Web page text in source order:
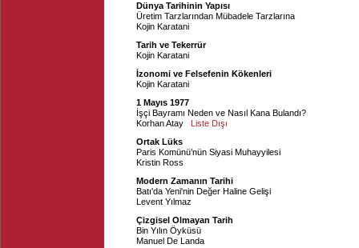
Dünya Tarihinin Yapısı
Üretim Tarzlarından Mübadele Tarzlarına
Kojin Karatani
Tarih ve Tekerrür
Kojin Karatani
İzonomi ve Felsefenin Kökenleri
Kojin Karatani
1 Mayıs 1977
İşçi Bayramı Neden ve Nasıl Kana Bulandı?
Korhan Atay
Liste Dışı
Ortak Lüks
Paris Komünü’nün Siyasi Muhayyilesi
Kristin Ross
Modern Zamanın Tarihi
Batı'da Yeni'nin Değer Haline Gelişi
Levent Yılmaz
Çizgisel Olmayan Tarih
Bin Yılın Öyküsü
Manuel De Landa